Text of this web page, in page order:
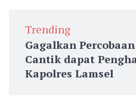
Trending
Gagalkan
Cantik dapat
Kapolres Lamsel